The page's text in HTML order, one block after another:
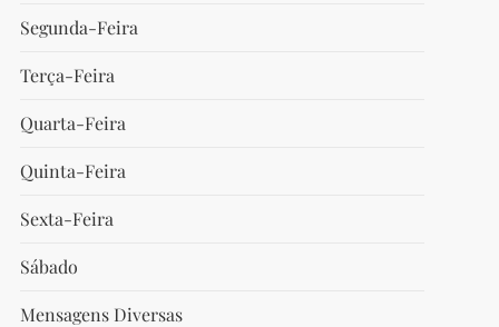
Segunda-Feira
Terça-Feira
Quarta-Feira
Quinta-Feira
Sexta-Feira
Sábado
Mensagens Diversas